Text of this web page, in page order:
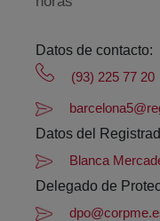
Datos de contacto:
(93) 225 77 20
Datos del
Blanca
Delegado de